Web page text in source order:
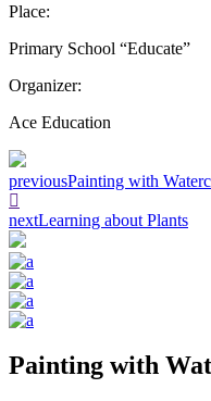
Place:
Primary School “Educate”
Organizer:
Ace Education
previousPainting with
nextLearning about Plants
Painting with